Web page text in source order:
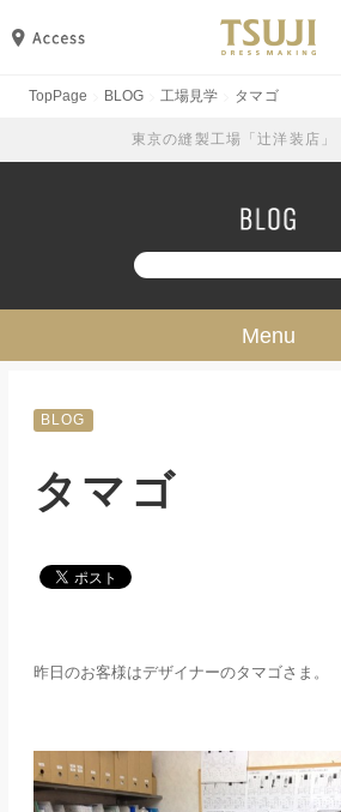
TopPage BLOG 工場見学 タマゴ
東京の縫製工場「辻洋装店」
Menu
メゾンな日々
BLOG
タマゴ
昨日のお客様はデザイナーのタマゴさま。